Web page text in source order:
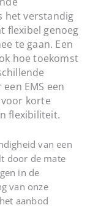
het verstandig
flexibel genoeg
te gaan. Een
hoe toekomst
EMS een
korte
flexibiliteit.
van een
door de mate
in de
van onze
aanbod